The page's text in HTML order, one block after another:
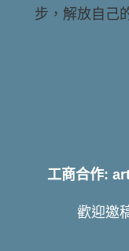
步，解放自己
工商合作:
歡迎邀